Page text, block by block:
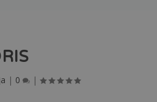
| 0 |